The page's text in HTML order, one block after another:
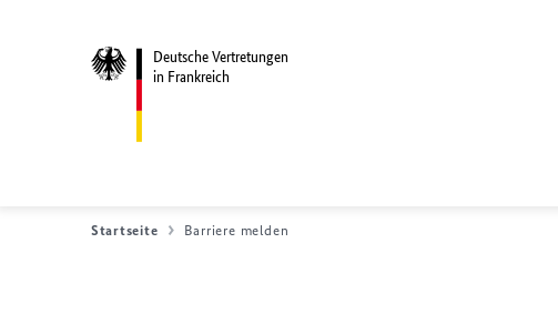
Deutsche Vertretungen
in Frankreich
Startseite Barriere melden